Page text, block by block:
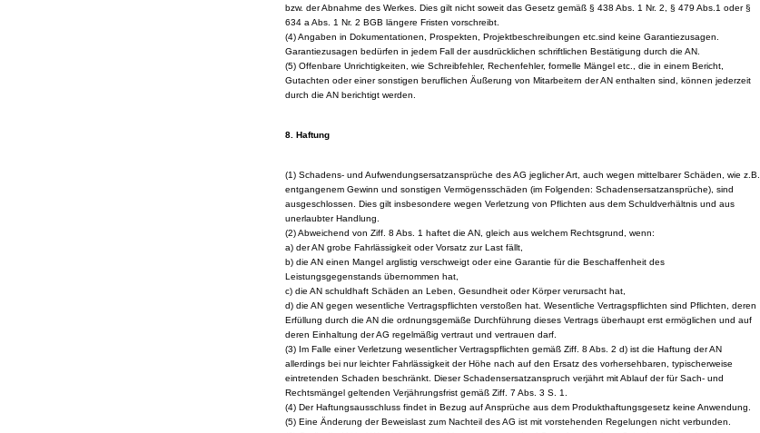
bzw. der Abnahme des Werkes. Dies gilt nicht soweit das Gesetz gemäß § 438 Abs. 1 Nr. 2, § 479 Abs.1 oder §
634 a Abs. 1 Nr. 2 BGB längere Fristen vorschreibt.
(4) Angaben in Dokumentationen, Prospekten, Projektbeschreibungen etc.sind keine Garantiezusagen.
Garantiezusagen bedürfen in jedem Fall der ausdrücklichen schriftlichen Bestätigung durch die AN.
(5) Offenbare Unrichtigkeiten, wie Schreibfehler, Rechenfehler, formelle Mängel etc., die in einem Bericht,
Gutachten oder einer sonstigen beruflichen Äußerung von Mitarbeitern der AN enthalten sind, können jederzeit
durch die AN berichtigt werden.
8. Haftung
(1) Schadens- und Aufwendungsersatzansprüche des AG jeglicher Art, auch wegen mittelbarer Schäden, wie z.B.
entgangenem Gewinn und sonstigen Vermögensschäden (im Folgenden: Schadensersatzansprüche), sind
ausgeschlossen. Dies gilt insbesondere wegen Verletzung von Pflichten aus dem Schuldverhältnis und aus
unerlaubter Handlung.
(2) Abweichend von Ziff. 8 Abs. 1 haftet die AN, gleich aus welchem Rechtsgrund, wenn:
a) der AN grobe Fahrlässigkeit oder Vorsatz zur Last fällt,
b) die AN einen Mangel arglistig verschweigt oder eine Garantie für die Beschaffenheit des
Leistungsgegenstands übernommen hat,
c) die AN schuldhaft Schäden an Leben, Gesundheit oder Körper verursacht hat,
d) die AN gegen wesentliche Vertragspflichten verstoßen hat. Wesentliche Vertragspflichten sind Pflichten, deren
Erfüllung durch die AN die ordnungsgemäße Durchführung dieses Vertrags überhaupt erst ermöglichen und auf
deren Einhaltung der AG regelmäßig vertraut und vertrauen darf.
(3) Im Falle einer Verletzung wesentlicher Vertragspflichten gemäß Ziff. 8 Abs. 2 d) ist die Haftung der AN
allerdings bei nur leichter Fahrlässigkeit der Höhe nach auf den Ersatz des vorhersehbaren, typischerweise
eintretenden Schaden beschränkt. Dieser Schadensersatzanspruch verjährt mit Ablauf der für Sach- und
Rechtsmängel geltenden Verjährungsfrist gemäß Ziff. 7 Abs. 3 S. 1.
(4) Der Haftungsausschluss findet in Bezug auf Ansprüche aus dem Produkthaftungsgesetz keine Anwendung.
(5) Eine Änderung der Beweislast zum Nachteil des AG ist mit vorstehenden Regelungen nicht verbunden.